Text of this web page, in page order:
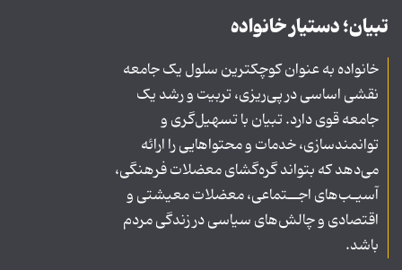
تبیان؛ دستیار خانواده
خانواده به عنوان کوچکترین سلول یک جامعه
نقشی اساسی در پی‌ریزی، تربیت و رشد یک
جامعه قوی دارد. تبیان با تسهیل‌گری و
توانمندسازی، خدمات و محتواهایی را ارائه
می‌دهد که بتواند گره‌گشای معضلات فرهنگی،
آسیـب‌های اجــتماعی، معضلات معیشتی و
اقتصادی و چالش‌های سیاسی در زندگی مردم
باشد.